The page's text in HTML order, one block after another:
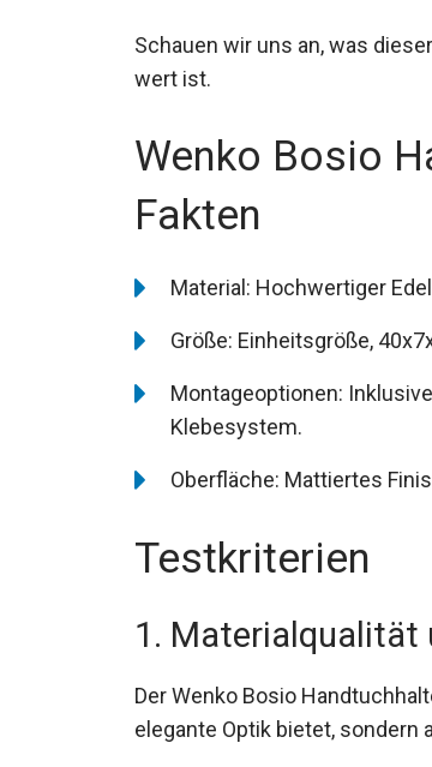
Schauen wir uns an, was
wert ist.
Wenko Bosio
Fakten
Material: Hochwertiger
Größe: Einheitsgröße,
Montageoptionen:
Klebesystem.
Oberfläche: Mattiertes
Testkriterien
1. Materialqualität
Der Wenko Bosio
elegante Optik bietet,